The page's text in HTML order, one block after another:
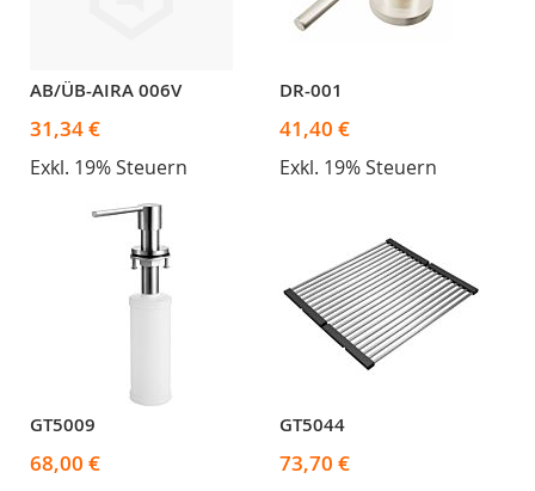
AB/ÜB-AIRA 006V
31,34 €
Exkl. 19% Steuern
DR-001
41,40 €
Exkl. 19% Steuern
GT5009
68,00 €
GT5044
73,70 €